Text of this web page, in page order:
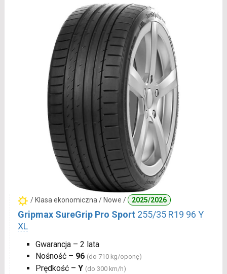
/ Klasa ekonomiczna / Nowe / 2025/2026
Gripmax SureGrip Pro Sport 255/35 R19 96 Y
XL
Gwarancja – 2 lata
Nośność – 96 (do 710 kg/oponę)
Prędkość – Y (do 300 km/h)